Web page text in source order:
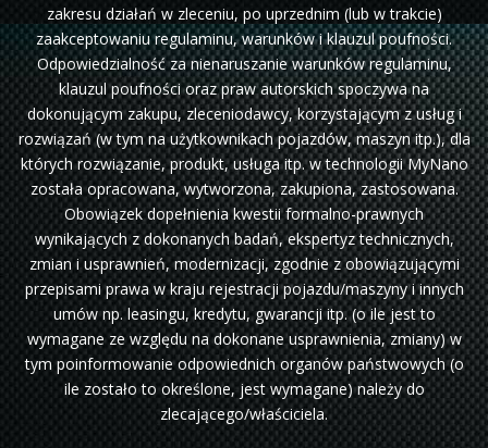
zakresu działań w zleceniu, po uprzednim (lub w trakcie)
zaakceptowaniu regulaminu, warunków i klauzul poufności.
Odpowiedzialność za nienaruszanie warunków regulaminu,
klauzul poufności oraz praw autorskich spoczywa na
dokonującym zakupu, zleceniodawcy, korzystającym z usług i
rozwiązań (w tym na użytkownikach pojazdów, maszyn itp.), dla
których rozwiązanie, produkt, usługa itp. w technologii MyNano
została opracowana, wytworzona, zakupiona, zastosowana.
Obowiązek dopełnienia kwestii formalno-prawnych
wynikających z dokonanych badań, ekspertyz technicznych,
zmian i usprawnień, modernizacji, zgodnie z obowiązującymi
przepisami prawa w kraju rejestracji pojazdu/maszyny i innych
umów np. leasingu, kredytu, gwarancji itp. (o ile jest to
wymagane ze względu na dokonane usprawnienia, zmiany) w
tym poinformowanie odpowiednich organów państwowych (o
ile zostało to określone, jest wymagane) należy do
zlecającego/właściciela.